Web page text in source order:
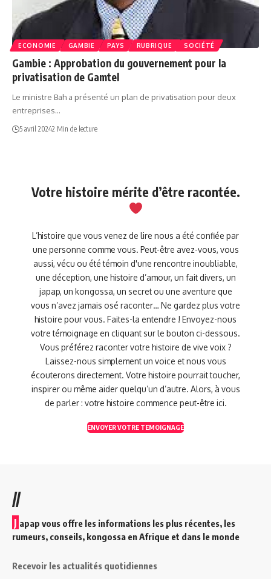
ECONOMIE GAMBIE PAYS RUBRIQUE SOCIÉTÉ
Gambie : Approbation du gouvernement pour la
privatisation de Gamtel
Le ministre Bah a présenté un plan de privatisation pour deux
entreprises…
5 avril 20242 Min de lecture
Votre histoire mérite d’être racontée.
L’histoire que vous venez de lire nous a été confiée par
une personne comme vous. Peut-être avez-vous, vous
aussi, vécu ou été témoin d'une rencontre inoubliable,
une déception, une histoire d’amour, un fait divers, un
japap, un kongossa, un secret ou une aventure que
vous n’avez jamais osé raconter… Ne gardez plus votre
histoire pour vous. Faites-la entendre ! Envoyez-nous
votre témoignage en cliquant sur le bouton ci-dessous.
Vous préférez raconter votre histoire de vive voix ?
Laissez-nous simplement un voice et nous vous
écouterons directement. Votre histoire pourrait toucher,
inspirer ou même aider quelqu’un d’autre. Alors, à vous
de parler : votre histoire commence peut-être ici.
ENVOYER VOTRE TEMOIGNAGE
//
J apap vous offre les informations les plus récentes, les
rumeurs, conseils, kongossa en Afrique et dans le monde
Recevoir les actualités quotidiennes